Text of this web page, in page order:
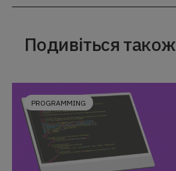
Подивіться також
PROGRAMMING